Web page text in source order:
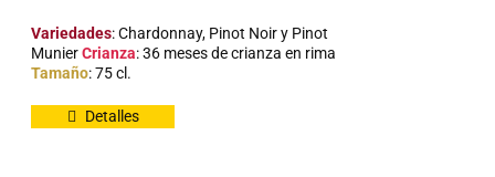
Variedades: Chardonnay, Pinot Noir y Pinot
MunierCrianza: 36 meses de crianza en rima
Tamaño: 75 cl.
Detalles